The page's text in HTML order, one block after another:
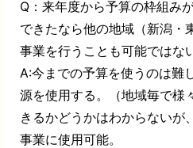
Q：来年度から予算の枠組み
できたなら他の地域（新潟・
事業を行うことも可能ではな
A:今までの予算を使うのは難
源を使用する。（地域毎で様
きるかどうかはわからないが
事業に使用可能。